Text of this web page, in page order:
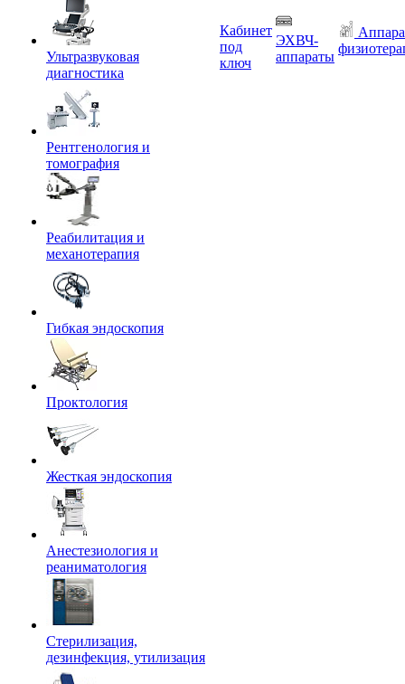
Ультразвуковая
диагностика
Рентгенология и
томография
Реабилитация и
механотерапия
Гибкая эндоскопия
Проктология
Жесткая эндоскопия
Анестезиология и
реаниматология
Стерилизация,
дезинфекция, утилизация
Кабинет
под
ключ
ЭХВЧ-
аппараты